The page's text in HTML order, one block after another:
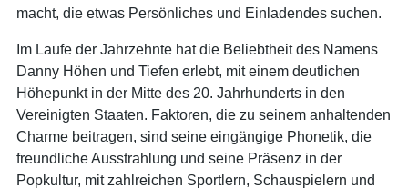
macht, die etwas Persönliches und Einladendes suchen.
Im Laufe der Jahrzehnte hat die Beliebtheit des Namens
Danny Höhen und Tiefen erlebt, mit einem deutlichen
Höhepunkt in der Mitte des 20. Jahrhunderts in den
Vereinigten Staaten. Faktoren, die zu seinem anhaltenden
Charme beitragen, sind seine eingängige Phonetik, die
freundliche Ausstrahlung und seine Präsenz in der
Popkultur, mit zahlreichen Sportlern, Schauspielern und